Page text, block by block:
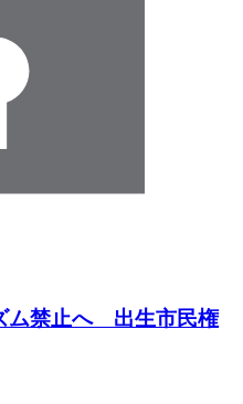
ム禁止へ 出生市民権